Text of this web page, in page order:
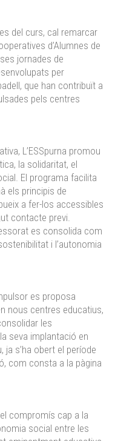
del curs, cal remarcar
d’Alumnes de
jornades de
per
que han contribuït a
pels centres
L’ESSpurna promou
la solidaritat, el
El programa facilita
els principis de
a fer-los accessibles
contacte previ.
es consolida com
i l’autonomia
es proposa
nous centres educatius,
les
seva implantació en
s’ha obert el període
com consta a la pàgina
compromís cap a la
social entre les